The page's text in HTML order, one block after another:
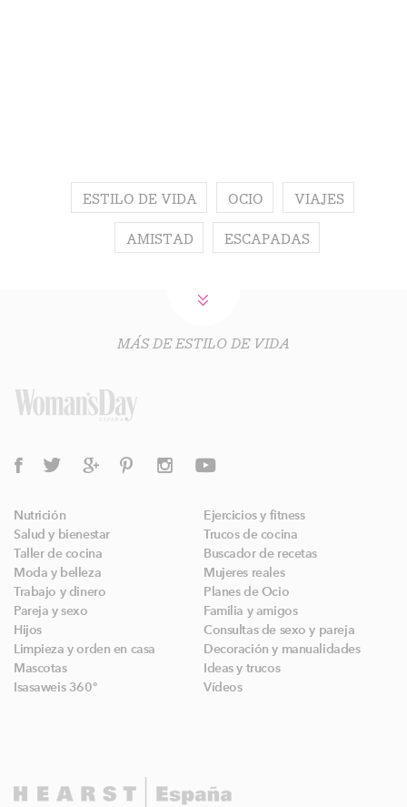
ESTILO DE VIDA OCIO VIAJES
AMISTAD ESCAPADAS
MÁS DE ESTILO DE VIDA
Nutrición
Ejercicios y fitness
Salud y bienestar
Trucos de cocina
Taller de cocina
Buscador de recetas
Moda y belleza
Mujeres reales
Trabajo y dinero
Planes de Ocio
Pareja y sexo
Familia y amigos
Hijos
Consultas de sexo y pareja
Limpieza y orden en casa
Decoración y manualidades
Mascotas
Ideas y trucos
Isasaweis 360º
Vídeos